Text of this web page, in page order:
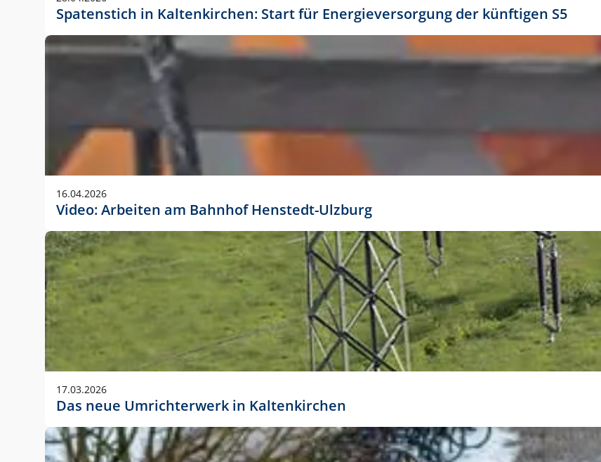
Anwendungsgröße im Layout:
Die Logohöhe beträgt 4 – 10 % der jeweiligen Formathöhe. Daraus ergeben sich für gängige Formate
folgende fest definierte Anwendungsgrößen im Layout:
DIN A3 – 15 mm hoch (5 %)
DIN A1 – 39 mm hoch (5 %)
DIN lang – 10 mm hoch (5 %)
1080 x 1080 px – 78 px hoch (7 %)
In Ausnahmefällen darf das Logo jedoch auch größer oder kleiner gesetzt werden. Dazu bedarf es jedoch
stets der vorherigen Absprache mit der Marketingabteilung.
Spatenstich in Kaltenkirchen: Start für Energieversorgung der künftigen S5
16.04.2026
Video: Arbeiten am Bahnhof Henstedt-Ulzburg
17.03.2026
Das neue Umrichterwerk in Kaltenkirchen